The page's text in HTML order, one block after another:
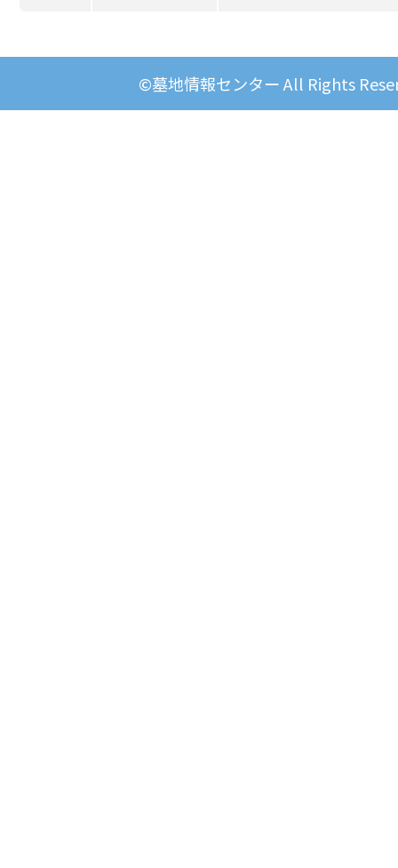
©墓地情報センター All Rights